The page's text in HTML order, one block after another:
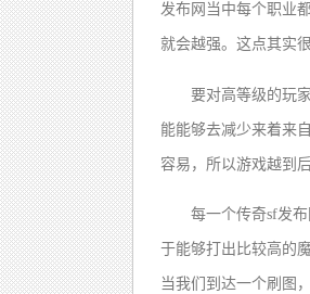
发布网当中每个职业
就会越强。这点其实
要对高等级的玩
能能够去减少来着来
容易，所以游戏越到
每一个传奇sf发
于能够打出比较高的
当我们到达一个刷图